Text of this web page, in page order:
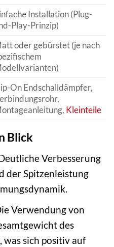
Installation (Plug-
Play-Prinzip)
oder gebürstet (je nach
On Endschalldämpfer,
Kleinteile
Blick
Verbesserung
der Spitzenleistung
Verwendung von
des
sich positiv auf